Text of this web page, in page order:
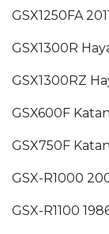
GSX1250FA
GSX1300R
GSX1300RZ
GSX600F
GSX750F
GSX-R1000
GSX-R1100